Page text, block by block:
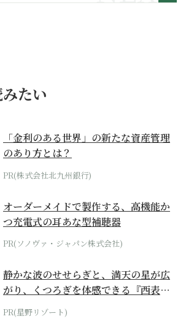
たい
「金利のある世界」の新たな資産管理
のあり方とは？
PR(株式会社北九州銀行)
オーダーメイドで製作する、高機能か
つ充電式の耳あな型補聴器
PR(ソノヴァ・ジャパン株式会社)
静かな波のせせらぎと、満天の星が広
がり、くつろぎを体感できる『西表島
ホテル by...
PR(星野リゾート)